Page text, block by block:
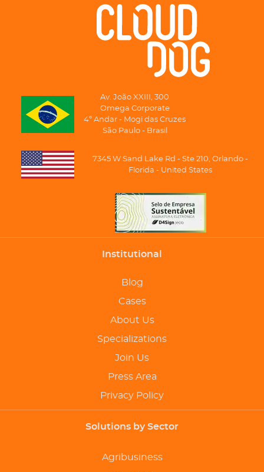
Av. João XXIII, 300
Omega Corporate
4º Andar - Mogi das Cruzes
São Paulo - Brasil
7345 W Sand Lake Rd - Ste 210, Orlando -
Florida - United States
Institutional
Blog
Cases
About Us
Specializations
Join Us
Press Area
Privacy Policy
Solutions by Sector
Agribusiness